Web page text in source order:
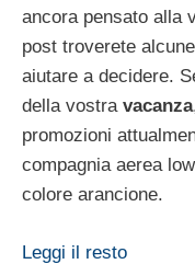
ancora pensato alla
post troverete
aiutare a decidere.
della vostra vacanza
promozioni
compagnia aerea
colore arancione.
Leggi il resto